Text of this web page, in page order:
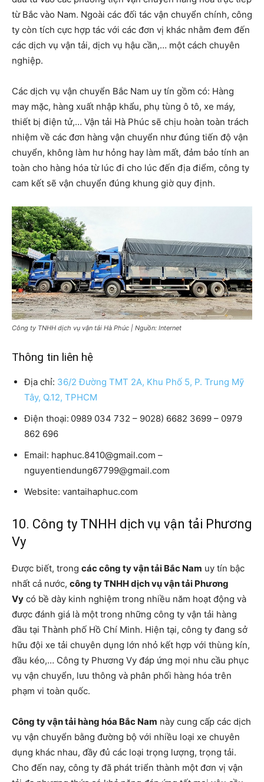
từ Bắc vào Nam. Ngoài các đối tác vận chuyển chính, công
ty còn tích cực hợp tác với các đơn vị khác nhằm đem đến
các dịch vụ vận tải, dịch vụ hậu cần,… một cách chuyên
nghiệp.
Các dịch vụ vận chuyển Bắc Nam uy tín gồm có: Hàng
may mặc, hàng xuất nhập khẩu, phụ tùng ô tô, xe máy,
thiết bị điện tử,… Vận tải Hà Phúc sẽ chịu hoàn toàn trách
nhiệm về các đơn hàng vận chuyển như đúng tiến độ vận
chuyển, không làm hư hỏng hay làm mất, đảm bảo tính an
toàn cho hàng hóa từ lúc đi cho lúc đến địa điểm, công ty
cam kết sẽ vận chuyển đúng khung giờ quy định.
Công ty TNHH dịch vụ vận tải Hà Phúc | Nguồn: Internet
Thông tin liên hệ
Địa chỉ: 36/2 Đường TMT 2A, Khu Phố 5, P. Trung Mỹ
Tây, Q.12, TPHCM
Điện thoại: 0989 034 732 – 9028) 6682 3699 – 0979
862 696
Email: haphuc.8410@gmail.com –
nguyentiendung67799@gmail.com
Website: vantaihaphuc.com
10. Công ty TNHH dịch vụ vận tải Phương
Vy
Được biết, trong các công ty vận tải Bắc Nam uy tín bậc
nhất cả nước, công ty TNHH dịch vụ vận tải Phương
Vy có bề dày kinh nghiệm trong nhiều năm hoạt động và
được đánh giá là một trong những công ty vận tải hàng
đầu tại Thành phố Hồ Chí Minh. Hiện tại, công ty đang sở
hữu đội xe tải chuyên dụng lớn nhỏ kết hợp với thùng kín,
đầu kéo,… Công ty Phương Vy đáp ứng mọi nhu cầu phục
vụ vận chuyển, lưu thông và phân phối hàng hóa trên
phạm vi toàn quốc.
Công ty vận tải hàng hóa Bắc Nam này cung cấp các dịch
vụ vận chuyển bằng đường bộ với nhiều loại xe chuyên
dụng khác nhau, đầy đủ các loại trọng lượng, trọng tải.
Cho đến nay, công ty đã phát triển thành một đơn vị vận